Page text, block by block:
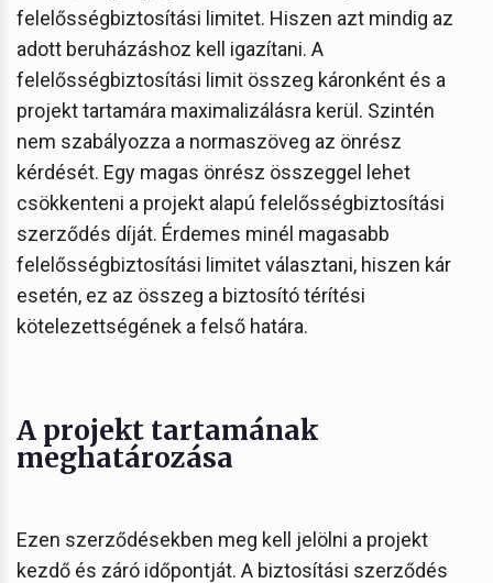
felelősségbiztosítási limitet. Hiszen azt mindig az
adott beruházáshoz kell igazítani. A
felelősségbiztosítási limit összeg káronként és a
projekt tartamára maximalizálásra kerül. Szintén
nem szabályozza a normaszöveg az önrész
kérdését. Egy magas önrész összeggel lehet
csökkenteni a projekt alapú felelősségbiztosítási
szerződés díját. Érdemes minél magasabb
felelősségbiztosítási limitet választani, hiszen kár
esetén, ez az összeg a biztosító térítési
kötelezettségének a felső határa.
A projekt tartamának
meghatározása
Ezen szerződésekben meg kell jelölni a projekt
kezdő és záró időpontját. A biztosítási szerződés